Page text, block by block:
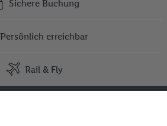
Sichere Buchung
Persönlich erreichbar
Rail & Fly